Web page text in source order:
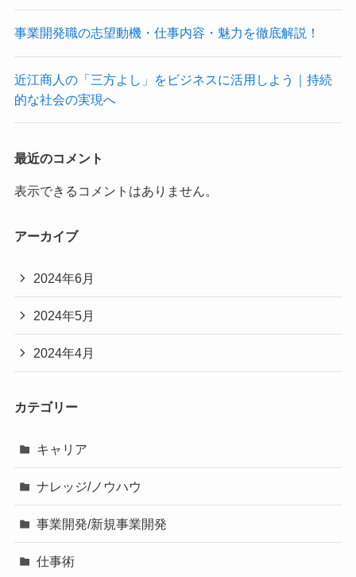
事業開発職の志望動機・仕事内容・魅力を徹底解説！
近江商人の「三方よし」をビジネスに活用しよう｜持続
的な社会の実現へ
最近のコメント
表示できるコメントはありません。
アーカイブ
2024年6月
2024年5月
2024年4月
カテゴリー
キャリア
ナレッジ/ノウハウ
事業開発/新規事業開発
仕事術